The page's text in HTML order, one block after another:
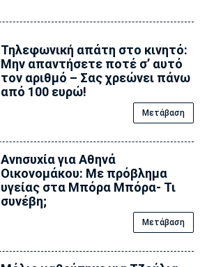
Τηλεφωνική απάτη στο κινητό:
Μην απαντήσετε ποτέ σ’ αυτό
τον αριθμό – Σας χρεώνει πάνω
από 100 ευρώ!
Μετάβαση
Ανnσυxία για Αθηνά
Οικονομάκου: Με πρόβλημα
υγείας στα Μπόρα Μπόρα- Τι
συνέβη;
Μετάβαση